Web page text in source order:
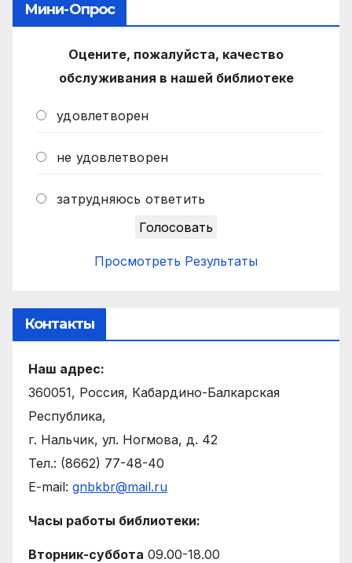
Мини-Опрос
Оцените, пожалуйста, качество
обслуживания в нашей библиотеке
удовлетворен
не удовлетворен
затрудняюсь ответить
Просмотреть Результаты
Контакты
Наш адрес:
360051, Россия, Кабардино-Балкарская
Республика,
г. Нальчик, ул. Ногмова, д. 42
Тел.: (8662) 77-48-40
E-mail: gnbkbr@mail.ru
Часы работы библиотеки:
Вторник-суббота 09.00-18.00